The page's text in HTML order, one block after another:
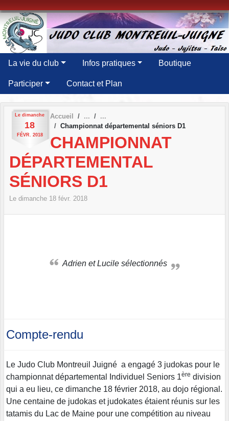
La vie du club Infos pratiques Boutique
Participer Contact et Plan
Le dimanche
18
FÉVR. 2018
Accueil
Championnat départemental séniors D1
CHAMPIONNAT
DÉPARTEMENTAL
SÉNIORS D1
Le dimanche 18 févr. 2018
Adrien et Lucile sélectionnés
Compte-rendu
Le Judo Club Montreuil Juigné a engagé 3 judokas pour le
championnat départemental Individuel Seniors 1ère division
qui a eu lieu, ce dimanche 18 février 2018, au dojo régional.
Une centaine de judokas et judokates étaient réunis sur les
tatamis du Lac de Maine pour une compétition au niveau